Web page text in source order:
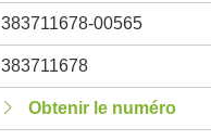
383711678-00565
383711678
Obtenir le numéro